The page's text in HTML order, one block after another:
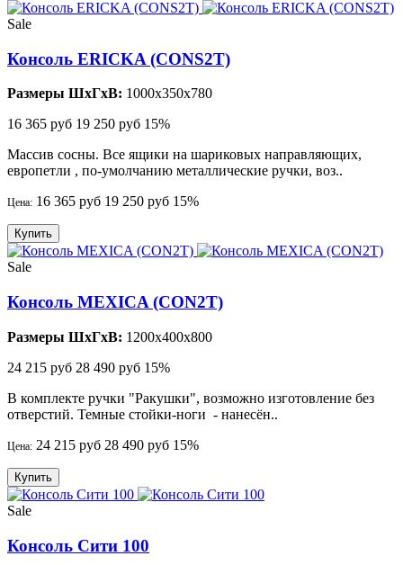
Sale
Консоль ERICKA (CONS2T)
Размеры ШхГхВ: 1000x350x780
16 365 руб 19 250 руб 15%
Массив сосны. Все ящики на шариковых направляющих,
европетли , по-умолчанию металлические ручки, воз..
Цена: 16 365 руб 19 250 руб 15%
Купить
Sale
Консоль MEXICA (CON2T)
Размеры ШхГхВ: 1200x400x800
24 215 руб 28 490 руб 15%
В комплекте ручки "Ракушки", возможно изготовление без
отверстий. Темные стойки-ноги - нанесён..
Цена: 24 215 руб 28 490 руб 15%
Купить
Sale
Консоль Сити 100